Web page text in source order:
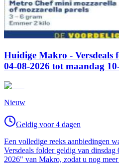
Huidige Makro - Versdeals
04-08-2026 tot maandag
Nieuw
Geldig voor 4 dagen
Een volledige reeks aanbiedingen
Versdeals folder geldig van
2026" van Makro, zodat u nog